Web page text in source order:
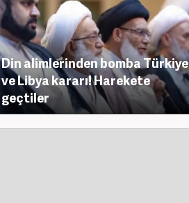
Din alimlerinden bomba Türkiye
ve Libya kararı! Harekete
geçtiler